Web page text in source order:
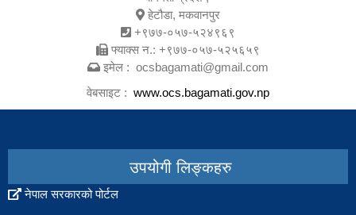
हेटौडा, मकवानपुर
+९७७-०५७-५२४९६९
फ्याक्स न.: +९७७-०५७-५२५६५९
इमेल : ocsbagamati@gmail.com
वेबसाइट : www.ocs.bagamati.gov.np
उपयोगी लिङ्कहरु
नेपाल सरकारको पोर्टल